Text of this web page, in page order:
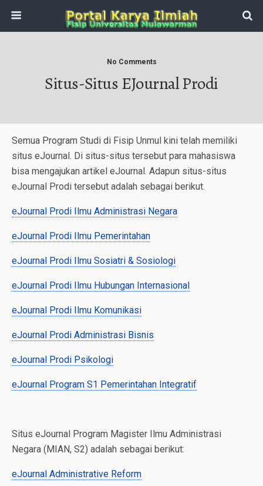
No Comments
Situs-Situs EJournal Prodi
Semua Program Studi di Fisip Unmul kini telah memiliki
situs eJournal. Di situs-situs tersebut para mahasiswa
bisa mengajukan artikel eJournal. Adapun situs-situs
eJournal Prodi tersebut adalah sebagai berikut.
eJournal Prodi Ilmu Administrasi Negara
eJournal Prodi Ilmu Pemerintahan
eJournal Prodi Ilmu Sosiatri & Sosiologi
eJournal Prodi Ilmu Hubungan Internasional
eJournal Prodi Ilmu Komunikasi
eJournal Prodi Administrasi Bisnis
eJournal Prodi Psikologi
eJournal Program S1 Pemerintahan Integratif
Situs eJournal Program Magister Ilmu Administrasi
Negara (MIAN, S2) adalah sebagai berikut:
eJournal Administrative Reform